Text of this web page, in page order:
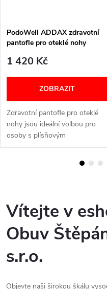
PodoWell ADDAX zdravotní
pantofle pro oteklé nohy
1 420 Kč
ZOBRAZIT
Zdravotní pantofle pro oteklé
nohy jsou ideální volbou pro
osoby s plísňovým
onemocněním nohou, diabetiky,
potřebují obuv kompatibilní s
Vítejte v
Obuv
s.r.o.
Objevte naši širokou škálu